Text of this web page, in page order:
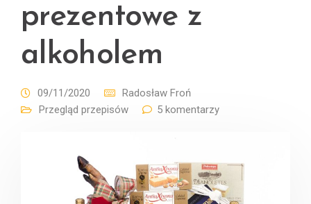
prezentowe z
alkoholem
09/11/2020
Radosław Froń
Przegląd przepisów
5 komentarzy